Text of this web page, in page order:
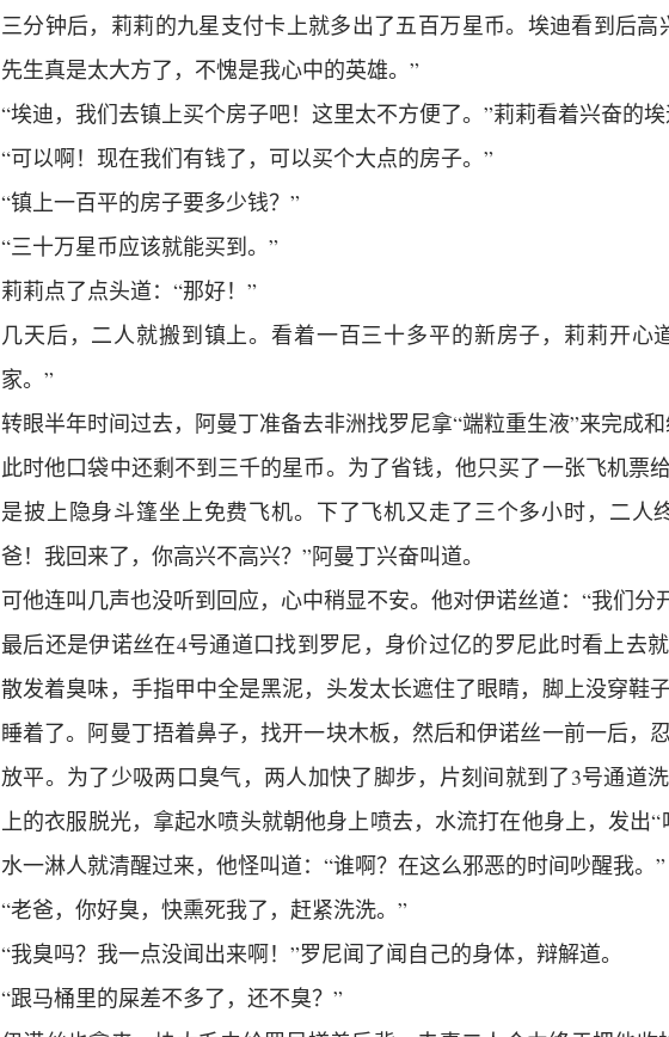
三分钟后，莉莉的九星支付卡上就多出了五百万星币。埃迪看到后高
先生真是太大方了，不愧是我心中的英雄。”
“埃迪，我们去镇上买个房子吧！这里太不方便了。”莉莉看着兴奋的埃
“可以啊！现在我们有钱了，可以买个大点的房子。”
“镇上一百平的房子要多少钱？”
“三十万星币应该就能买到。”
莉莉点了点头道：“那好！”
几天后，二人就搬到镇上。看着一百三十多平的新房子，莉莉开心
家。”
转眼半年时间过去，阿曼丁准备去非洲找罗尼拿“端粒重生液”来完成和
此时他口袋中还剩不到三千的星币。为了省钱，他只买了一张飞机票
是披上隐身斗篷坐上免费飞机。下了飞机又走了三个多小时，二人
爸！我回来了，你高兴不高兴？”阿曼丁兴奋叫道。
可他连叫几声也没听到回应，心中稍显不安。他对伊诺丝道：“我们分
最后还是伊诺丝在4号通道口找到罗尼，身价过亿的罗尼此时看上去
散发着臭味，手指甲中全是黑泥，头发太长遮住了眼睛，脚上没穿鞋
睡着了。阿曼丁捂着鼻子，找开一块木板，然后和伊诺丝一前一后，
放平。为了少吸两口臭气，两人加快了脚步，片刻间就到了3号通道
上的衣服脱光，拿起水喷头就朝他身上喷去，水流打在他身上，发出
水一淋人就清醒过来，他怪叫道：“谁啊？在这么邪恶的时间吵醒我。”
“老爸，你好臭，快熏死我了，赶紧洗洗。”
“我臭吗？我一点没闻出来啊！”罗尼闻了闻自己的身体，辩解道。
“跟马桶里的屎差不多了，还不臭？”